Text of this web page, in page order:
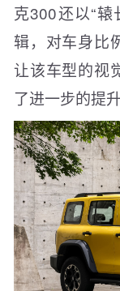
克300还以“
辑，对车身比
让该车型的视
了进一步的提升